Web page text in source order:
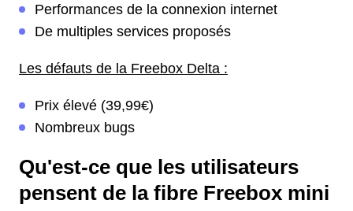
Performances de la connexion internet
De multiples services proposés
Les défauts de la Freebox Delta :
Prix élevé (39,99€)
Nombreux bugs
Qu'est-ce que les utilisateurs
pensent de la fibre Freebox mini